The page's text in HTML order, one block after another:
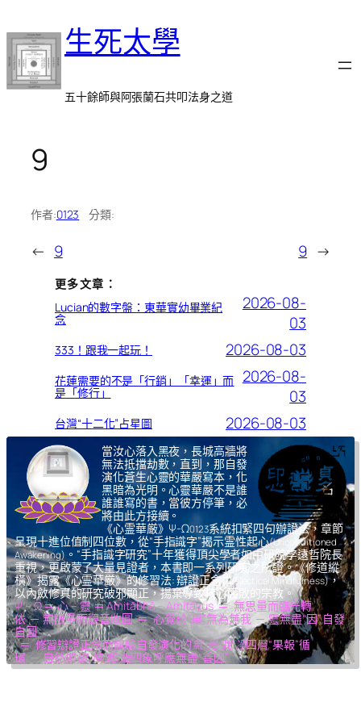
至
主
要
內
生死太學
五十餘師與阿張蘭石共叩法身之道
9
作者:0123 分類:
← 9 9 →
更多文章：
Lucian的數字盤：東華實幼畢業紀
念
2026-08-
03
333！跟我一起玩！ 2026-08-03
花蓮需要的不是「行銷」「幸運」而
是「修行」
2026-08-
03
台灣“十二化”占星圖 2026-08-03
當汝心落入黑夜，長城高牆將
無法抵擋劫數，直到，那自發
演化蒼生心靈的華嚴寫本，化
黑暗為光明。心靈華嚴不是誰
誰誰寫的書，當彼方停筆，必
將由此方接續。
《心霊華厳》Ψ-Ω0123系統扣緊四句辦證法，章節
呈現十進位值制四位數，從“手指識字”揭示霊性起心(Unconditioned
Awakening) 。“手指識字研究”十年獲得頂尖學者如中研院李遠哲院長
重視，更啟蒙了大量見證者，本書即一系列研究之所證。《修道縱
橫》揭露《心霊華厳》的修習法: 辯證正念(Dialectical Mindfulness)，
以內斂修真的研究破邪顯正，揚棄導致核心腐敗的宗教。
Ψ – Ω ＝ 心 – 靈 ＝ Amitābhā – Amitāyus ＝ 無思量而臨光轉
依 ─ 無限量而觀音收圓 ＝ 心覺於“果”,無為無我 ─ 靈無盡“因”,自發
自圓
＝ 修習辯證正念而體驗自發演化的氣,光,我,凈四層“果報”循
環 ─ 自然如復,坤,乾,逅四象呼應無盡“善因”